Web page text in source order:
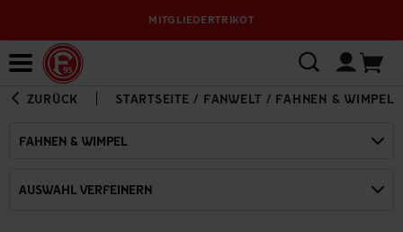
MITGLIEDERTRIKOT
ZURÜCK STARTSEITE / FANWELT / FAHNEN & WIMPEL
FAHNEN & WIMPEL
AUSWAHL VERFEINERN